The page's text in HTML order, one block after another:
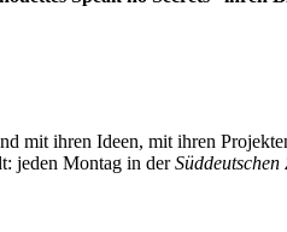
mit ihren Ideen, mit ihren
jeden Montag in derSüddeutschen